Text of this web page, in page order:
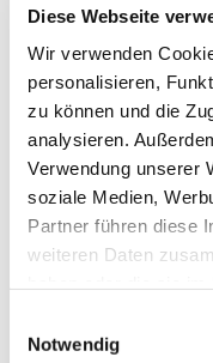
Diese Webseite
Wir verwenden
personalisieren,
zu können und die
analysieren.
Verwendung unserer
soziale Medien,
Partner führen diese
weiteren Daten
Notwendig